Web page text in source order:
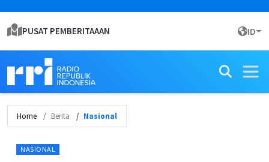
PUSAT PEMBERITAAAN ID
Home Berita Nasional
NASIONAL